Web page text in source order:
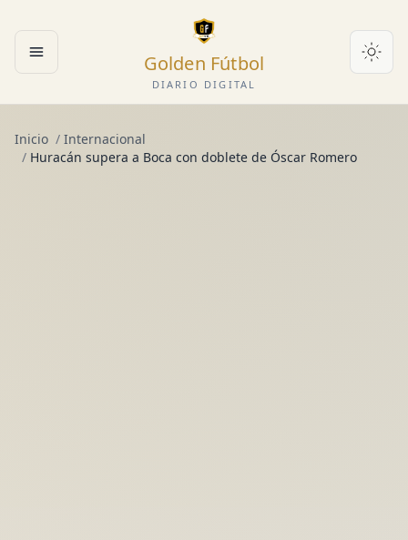
Abrir menú Golden Fútbol
DIARIO DIGITAL
Inicio / Internacional
/ Huracán supera a Boca con doblete de Óscar Romero